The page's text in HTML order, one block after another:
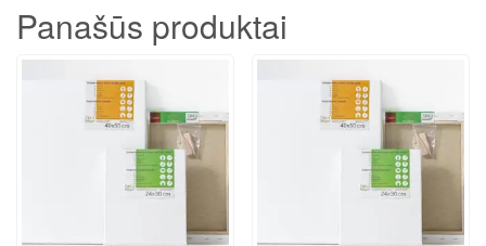
Panašūs produktai